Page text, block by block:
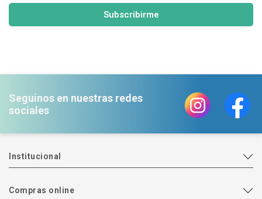
Subscribirme
Seguinos en nuestras redes
sociales
Institucional
Compras online